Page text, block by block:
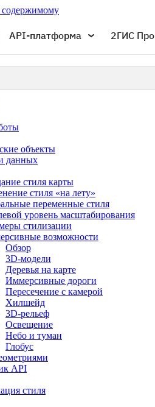
API-платформа 2ГИС Про
объекты
данных
стиля карты
стиля «на лету»
переменные стиля
уровень масштабирования
стилизации
возможности
Обзор
3D-модели
Деревья на карте
Иммерсивные дороги
Пересечение с камерой
Хилшейд
3D-рельеф
Освещение
Небо и туман
Глобус
API
стиля